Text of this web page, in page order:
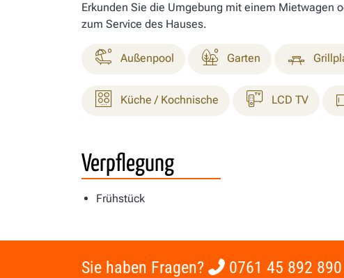
Erkunden Sie die Umgebung mit einem Mietwagen
zum Service des Hauses.
Außenpool Garten
Küche / Kochnische LCD TV
Verpflegung
Frühstück
Sie haben Fragen? 0761 45 892 890